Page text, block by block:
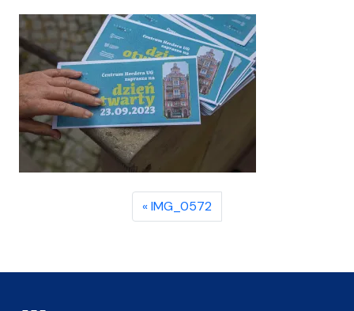
IMG_0572